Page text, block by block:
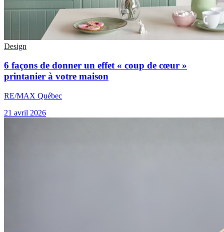
Design
6 façons de donner un effet « coup de cœur »
printanier à votre maison
RE/MAX Québec
21 avril 2026